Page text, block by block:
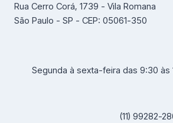
Rua Cerro Corá, 1739 - Vila Romana
São Paulo - SP - CEP: 05061-350
Segunda à sexta-feira das 9:30 às
(11) 99282-